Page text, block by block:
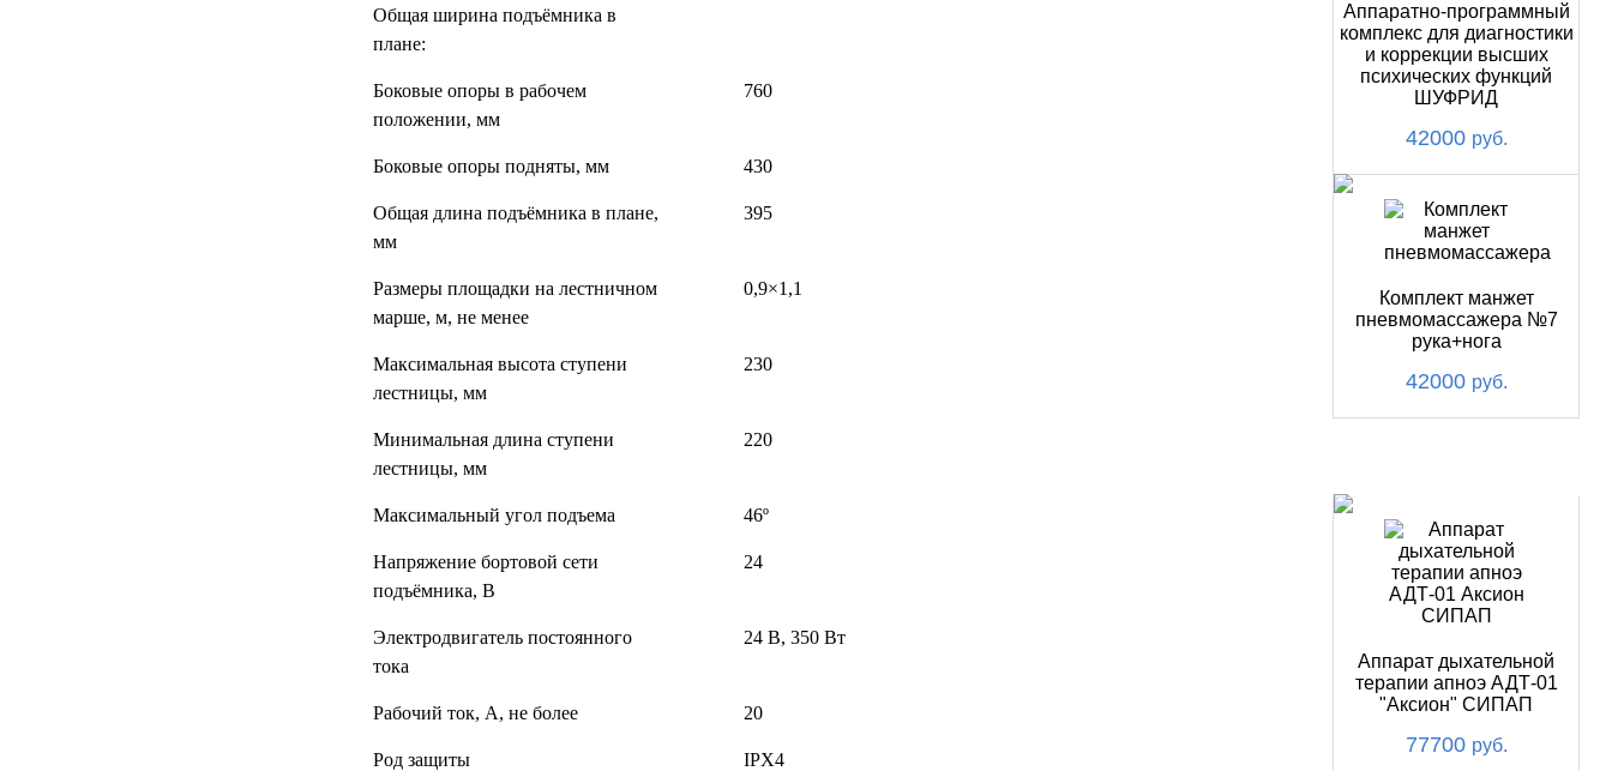
Общая ширина подъёмника в
плане:
Боковые опоры в рабочем
положении, мм
760
Боковые опоры подняты, мм 430
Общая длина подъёмника в плане,
мм
395
Размеры площадки на лестничном
марше, м, не менее
0,9×1,1
Максимальная высота ступени
лестницы, мм
230
Минимальная длина ступени
лестницы, мм
220
Максимальный угол подъема 46º
Напряжение бортовой сети
подъёмника, В
24
Электродвигатель постоянного
тока
24 В, 350 Вт
Рабочий ток, А, не более 20
Род защиты IPX4
Аппаратно-программный
комплекс для диагностики
и коррекции высших
психических функций
ШУФРИД
42000 руб.
Комплект манжет
пневмомассажера №7
рука+нога
42000 руб.
Аппарат дыхательной
терапии апноэ АДТ-01
"Аксион" СИПАП
77700 руб.